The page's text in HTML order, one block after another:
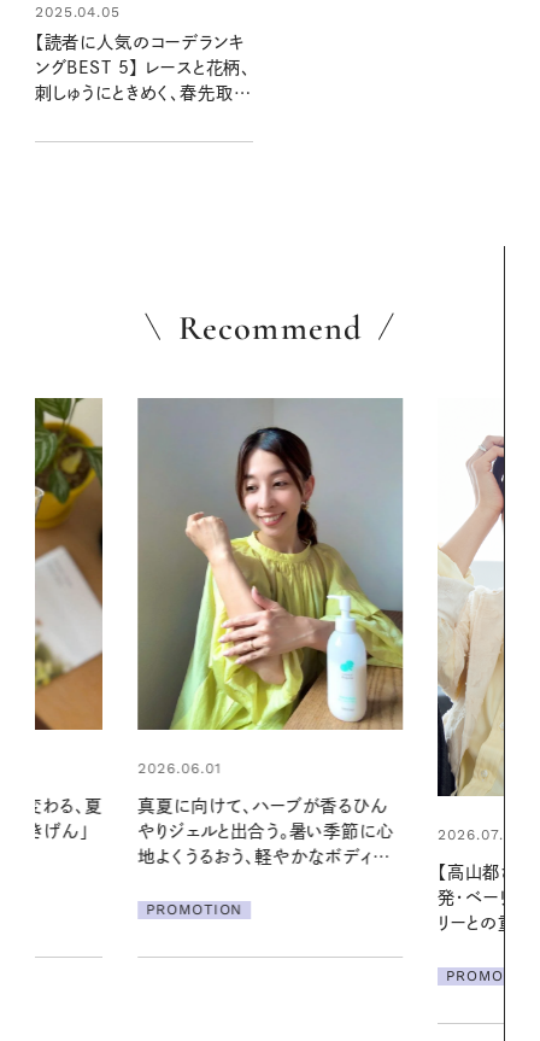
2025.04.05
【読者に人気のコーデランキ
ングBEST 5】 レースと花柄、
刺しゅうにときめく、春先取り
月号
Recommend
が香るひん
い季節に心
2026.07.21
【高山都さんが楽しむデンマーク
発・ベーリングの腕時計】 アクセサ
リーとの重ねづけも素敵な大人の
2026.06.01
える夜の爽